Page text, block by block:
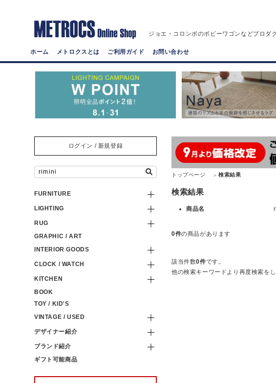
ジョエ・コロンボのボビーワゴンなどプロダ
ホーム メトロクスとは ご利用ガイド お問い合わせ
ログイン / 新規登録
FURNITURE
LIGHTING
RUG
GRAPHIC / ART
INTERIOR GOODS
CLOCK / WATCH
KITCHEN
BOOK
TOY / KID'S
VINTAGE / USED
デザイナー紹介
ブランド紹介
ギフト可能商品
トップページ 検索結果
検索結果
商品名
0件の商品があります
該当件数0件です。
他の検索キーワードより再度検索をし